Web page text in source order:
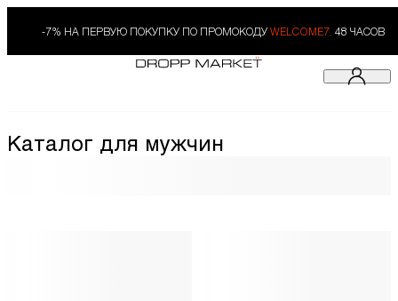
-7% НА ПЕРВУЮ ПОКУПКУ ПО ПРОМОКОДУ WELCOME7. 48 ЧАСОВ
Каталог для мужчин